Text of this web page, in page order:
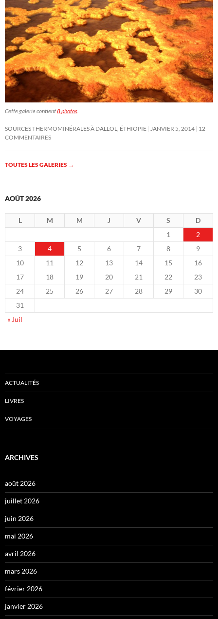
Cette galerie contient8 photos.
SOURCES THERMOMINÉRALES À DALLOL, ÉTHIOPIE JANVIER 5, 2014 12
COMMENTAIRES
TOUTES LES GALERIES →
AOÛT 2026
L M M J V S
D
1
2
3
4 5 6 7 8
9
10
11 12 13 14 15
16
17
18 19 20 21 22
23
24
25 26 27 28 29
30
31
« Juil
ACTUALITÉS
LIVRES
VOYAGES
ARCHIVES
août 2026
juillet 2026
juin 2026
mai 2026
avril 2026
mars 2026
février 2026
janvier 2026